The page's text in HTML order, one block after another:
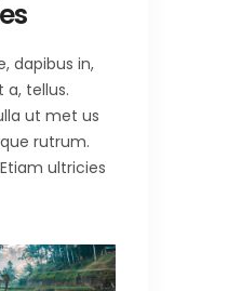
dapibus in,
a, tellus.
ut met us
rutrum.
ultricies